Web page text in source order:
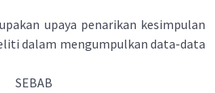
upaya penarikan kesimpulan
dalam mengumpulkan data-data
SEBAB